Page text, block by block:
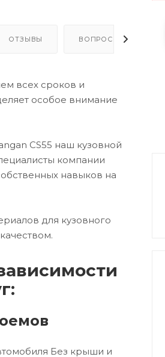
ОТЗЫВЫ ВОПРОСЫ - ОТВЕТЫ
всех сроков и
особое внимание
CS55 наш кузовной
компании
навыков на
для кузовного
Без крыши и